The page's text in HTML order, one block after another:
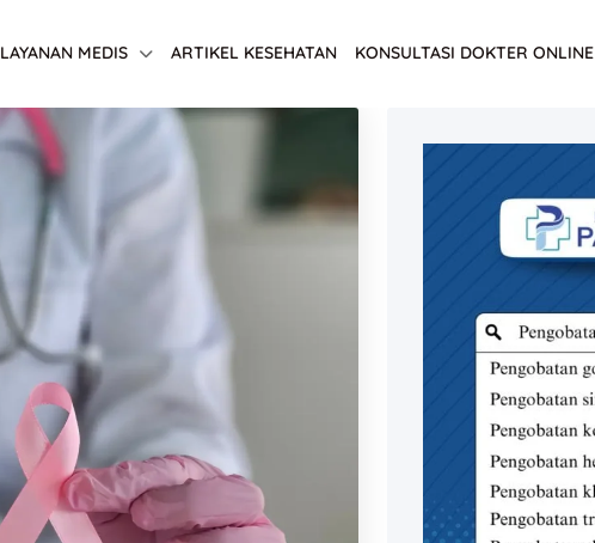
LAYANAN MEDIS ARTIKEL KESEHATAN KONSULTASI DOKTER ONLINE